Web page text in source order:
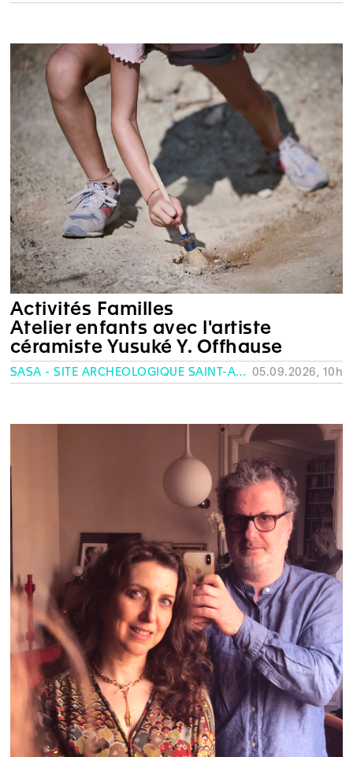
Activités Familles
Atelier enfants avec l'artiste
céramiste Yusuké Y. Offhause
SASA - SITE ARCHÉOLOGIQUE SAINT-ANTOINE, GENÈVE 05.09.2026, 10h